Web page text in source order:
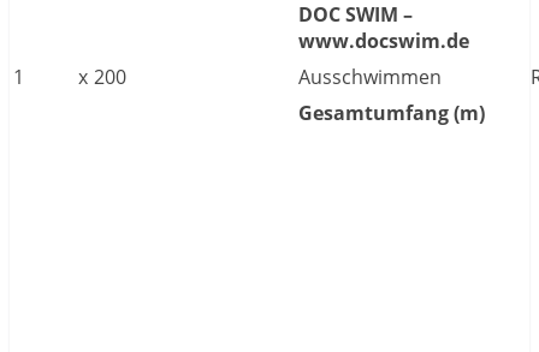
DOC SWIM –
www.docswim.de
1
x 200 Ausschwimmen
Gesamtumfang (m)